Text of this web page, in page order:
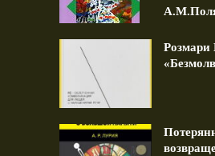
Розмари